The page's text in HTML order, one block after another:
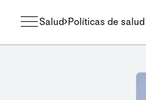
Salud Políticas de salud